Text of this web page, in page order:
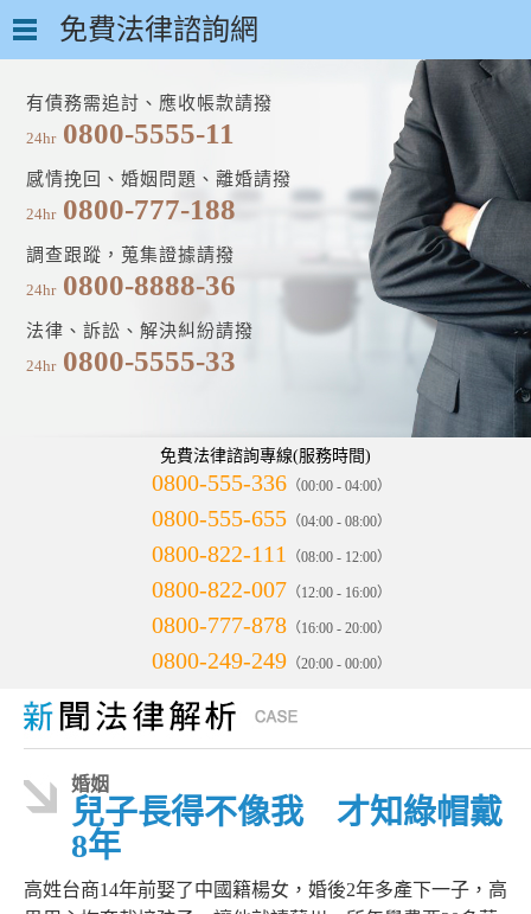
免費法律諮詢網
有債務需追討、應收帳款請撥
24hr 0800-5555-11
感情挽回、婚姻問題、離婚請撥
24hr 0800-777-188
調查跟蹤，蒐集證據請撥
24hr 0800-8888-36
法律、訴訟、解決糾紛請撥
24hr 0800-5555-33
免費法律諮詢專線(服務時間)
0800-555-336 （00:00 - 04:00）
0800-555-655 （04:00 - 08:00）
0800-822-111 （08:00 - 12:00）
0800-822-007 （12:00 - 16:00）
0800-777-878 （16:00 - 20:00）
0800-249-249 （20:00 - 00:00）
婚姻
兒子長得不像我 才知綠帽戴
8年
高姓台商14年前娶了中國籍楊女，婚後2年多產下一子，高